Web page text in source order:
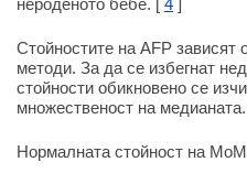
нероденото бебе. [ 4
Стойностите на AFP зависят
методи. За да се избегнат
стойности обикновено се
множественост на медианата.
Нормалната стойност на